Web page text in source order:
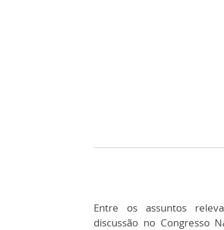
Entre os assuntos
discussão no Congresso